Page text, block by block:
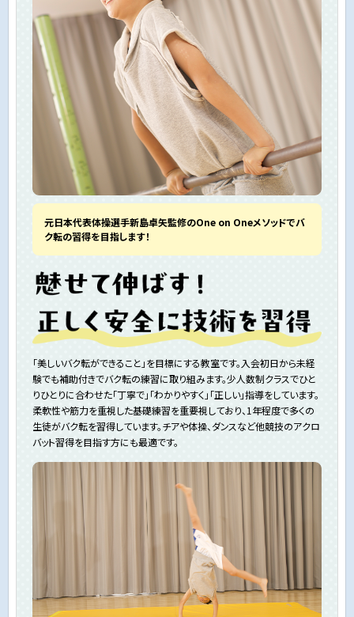
元日本代表体操選手新島卓矢監修のOne on Oneメソッドでバ
ク転の習得を目指します！
「美しいバク転ができること」を目標にする教室です。入会初日から未経
験でも補助付きでバク転の練習に取り組みます。少人数制クラスでひと
りひとりに合わせた「丁寧で」「わかりやすく」「正しい」指導をしています。
柔軟性や筋力を重視した基礎練習を重要視しており、1年程度で多くの
生徒がバク転を習得しています。チアや体操、ダンスなど他競技のアクロ
バット習得を目指す方にも最適です。